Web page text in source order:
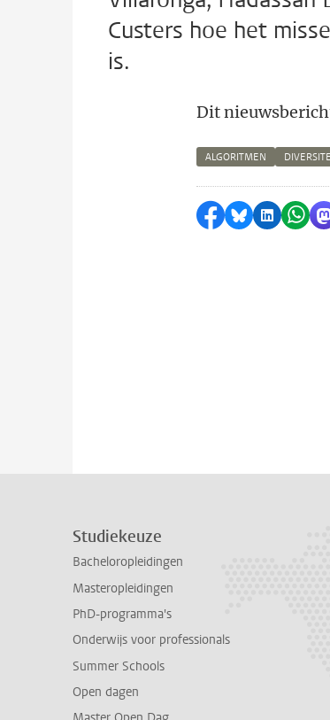
Custers hoe het
is.
Dit
ALGORITMEN
Delen op
Delen via
Delen
Studiekeuze
Bacheloropleidingen
Masteropleidingen
PhD-programma's
Onderwijs voor professionals
Summer Schools
Open dagen